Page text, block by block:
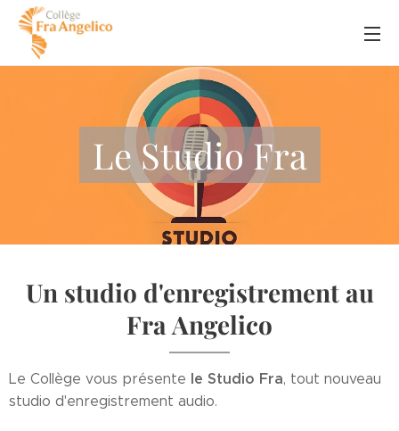
Le Studio Fra
Un studio d'enregistrement au
Fra Angelico
Le Collège vous présente le Studio Fra, tout nouveau
studio d'enregistrement audio.